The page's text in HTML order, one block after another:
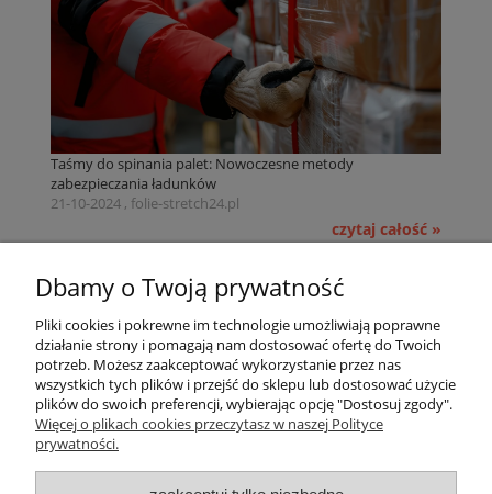
Taśmy do spinania palet: Nowoczesne metody
zabezpieczania ładunków
21-10-2024 , folie-stretch24.pl
czytaj całość »
Pomoc
Dostawa
Moje konto
Dbamy o Twoją prywatność
Pliki cookies i pokrewne im technologie umożliwiają poprawne
działanie strony i pomagają nam dostosować ofertę do Twoich
potrzeb. Możesz zaakceptować wykorzystanie przez nas
wszystkich tych plików i przejść do sklepu lub dostosować użycie
plików do swoich preferencji, wybierając opcję "Dostosuj zgody".
Więcej o plikach cookies przeczytasz w naszej Polityce
prywatności.